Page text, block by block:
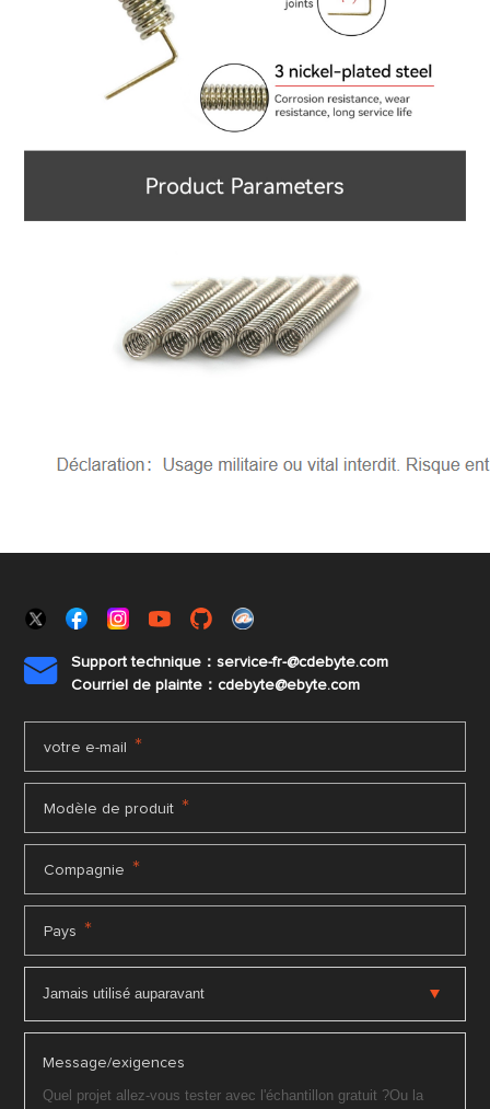

Support technique：service-fr-@cdebyte.com
Courriel de plainte：cdebyte@ebyte.com
votre e-mail *
Modèle de produit *
Compagnie *
Pays *
Message/exigences